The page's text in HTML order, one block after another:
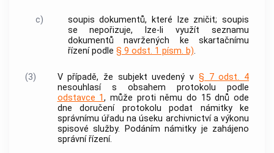
c) soupisdokumentů, které lze zničit; soupis
se nepořizuje, lze-li využít seznamu
dokumentů navržených ke skartačnímu
řízení podle § 9 odst. 1 písm. b).
(3) V případě, že subjekt uvedený v § 7 odst. 4
nesouhlasí s obsahem protokolu podle
odstavce 1, může proti němu do 15 dnů ode
dne doručení protokolu podat námitky ke
správnímu úřadu na úseku archivnictvía výkonu
spisové služby. Podáním námitky je zahájeno
správní řízení.